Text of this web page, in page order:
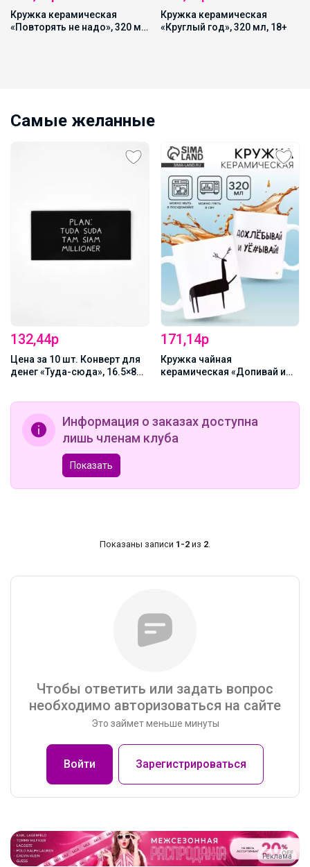
Кружка керамическая
«Повторять не надо», 320 мл,
Кружка керамическая
«Круглый год», 320 мл, 18+
Самые желанные
132,44р
Цена за 10 шт. Конверт для
денег «Туда-сюда», 16.5×8
171,14р
Кружка чайная
керамическая «Допивай и
Информация о заказах доступна
лишь членам клуба
Показать
Показаны записи 1-2 из 2.
Чтобы ответить или задать вопрос
необходимо авторизоваться на сайте
Это займет меньше минуты
Войти Зарегистрироваться
Реклама